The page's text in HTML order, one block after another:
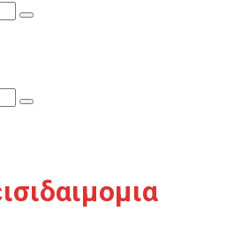
Search
Search